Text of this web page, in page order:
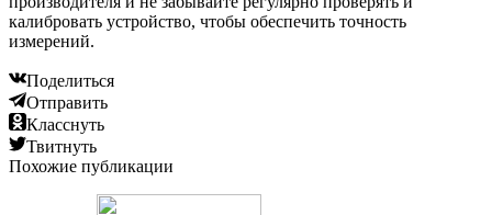
калибровать устройство, чтобы обеспечить точность
измерений.
Поделиться
Отправить
Класснуть
Твитнуть
Похожие публикации